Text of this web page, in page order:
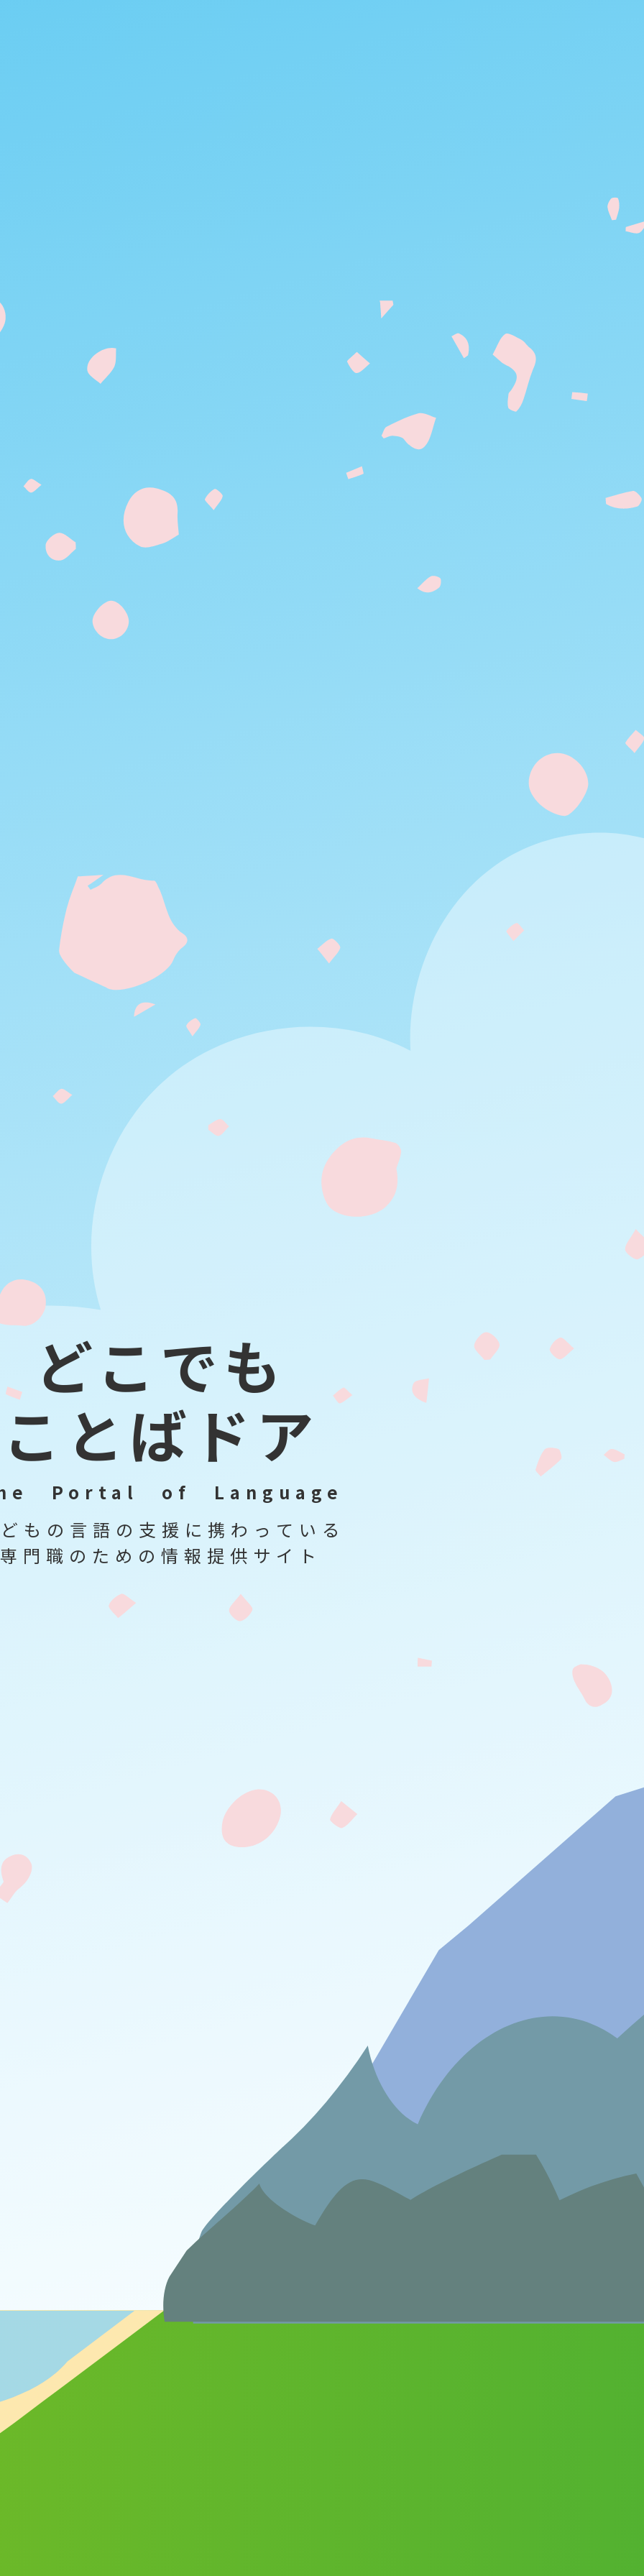
どこ でも
こ と ば ド ア
e P o r t a l o f L a n g u a g e
ど も の 言 語 の 支 援 に 携 わ っ て い る
専 門 職 の た め の 情 報 提 供 サ イ ト